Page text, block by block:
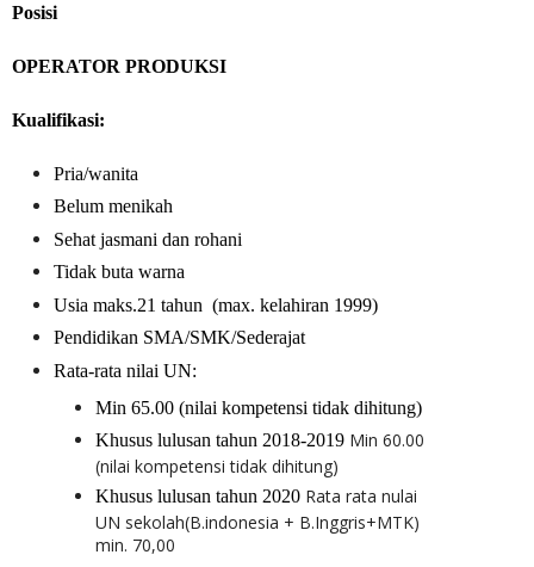
Posisi
OPERATOR PRODUKSI
Kualifikasi:
Pria/wanita
Belum menikah
Sehat jasmani dan rohani
Tidak buta warna
Usia maks.21 tahun (max. kelahiran 1999)
Pendidikan SMA/SMK/Sederajat
Rata-rata nilai UN:
Min 65.00 (nilai kompetensi tidak dihitung)
Khusus lulusan tahun 2018-2019 Min 60.00
(nilai kompetensi tidak dihitung)
Khusus lulusan tahun 2020 Rata rata nulai
UN sekolah(B.indonesia + B.Inggris+MTK)
min. 70,00